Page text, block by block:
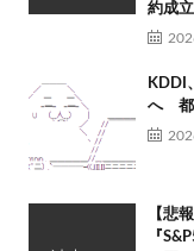
約成
KDDI
へ 都
【悲
『